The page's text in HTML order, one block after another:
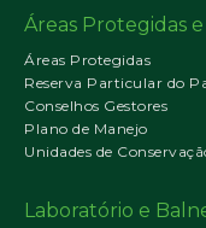
Áreas Protegidas
Áreas Protegidas
Reserva Particular do
Conselhos Gestores
Plano de Manejo
Unidades de
Laboratório e